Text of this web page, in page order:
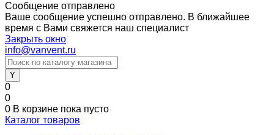
Сообщение отправлено
Ваше сообщение успешно отправлено. В ближайшее
время с Вами свяжется наш специалист
Закрыть окно
info@vanvent.ru
0
0
0 В корзине пока пусто
Каталог товаров